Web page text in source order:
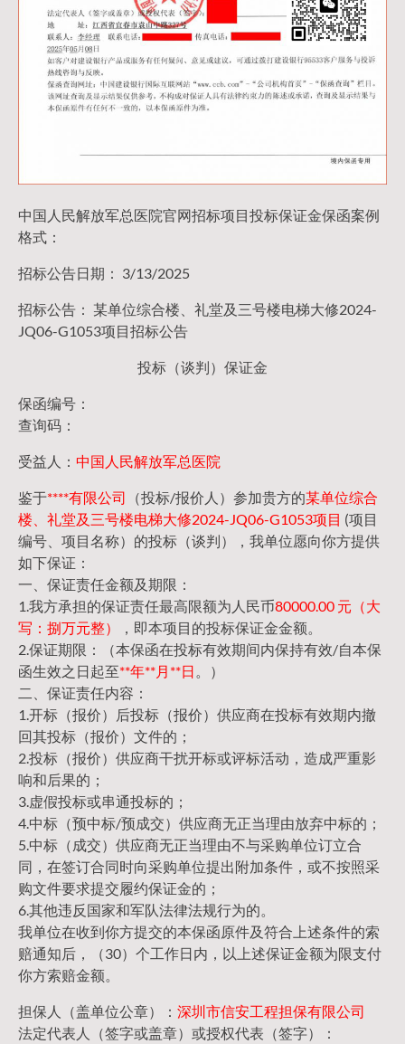
中国人民解放军总医院官网招标项目投标保证金保函案例
格式：
招标公告日期： 3/13/2025
招标公告： 某单位综合楼、礼堂及三号楼电梯大修2024-
JQ06-G1053项目招标公告
投标（谈判）保证金
保函编号：
查询码：
受益人： 中国人民解放军总医院
鉴于****有限公司 （投标/报价人）参加贵方的某单位综合
楼、礼堂及三号楼电梯大修2024-JQ06-G1053项目 (项目
编号、项目名称）的投标（谈判），我单位愿向你方提供
如下保证：
一、保证责任金额及期限：
1.我方承担的保证责任最高限额为人民币80000.00 元（大
写：捌万元整）
，即本项目的投标保证金金额。
2.保证期限：（本保函在投标有效期间内保持有效/自本保
函生效之日起至**年**月**日 。）
二、保证责任内容：
1.开标（报价）后投标（报价）供应商在投标有效期内撤
回其投标（报价）文件的；
2.投标（报价）供应商干扰开标或评标活动，造成严重影
响和后果的；
3.虚假投标或串通投标的；
4.中标（预中标/预成交）供应商无正当理由放弃中标的；
5.中标（成交）供应商无正当理由不与采购单位订立合
同，在签订合同时向采购单位提出附加条件，或不按照采
购文件要求提交履约保证金的；
6.其他违反国家和军队法律法规行为的。
我单位在收到你方提交的本保函原件及符合上述条件的索
赔通知后，（30）个工作日内，以上述保证金额为限支付
你方索赔金额。
担保人（盖单位公章）： 深圳市信安工程担保有限公司
法定代表人（签字或盖章）或授权代表（签字）：